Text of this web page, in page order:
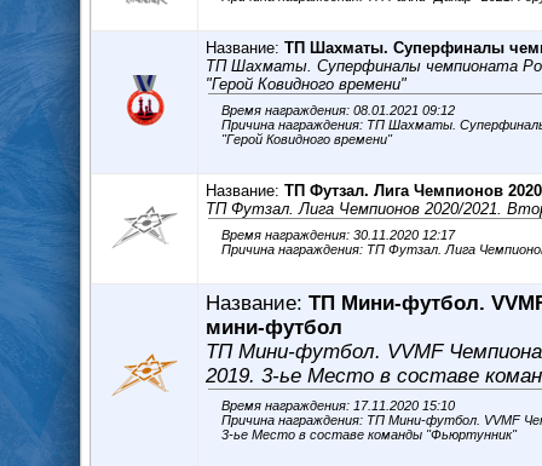
Название: ТП Шахматы. Суперфиналы
ТП Шахматы. Суперфиналы чемпионата
"Герой Ковидного времени"
Время награждения: 08.01.2021 09:12
Причина награждения: ТП Шахматы.
"Герой Ковидного времени"
Название: ТП Футзал. Лига Чемпионов
ТП Футзал. Лига Чемпионов 2020/2021.
Время награждения: 30.11.2020 12:17
Причина награждения: ТП Футзал. Лига
Название: ТП Мини-футбол.
мини-футбол
ТП Мини-футбол. VVMF
2019. 3-ье Место в составе
Время награждения: 17.11.2020 15:10
Причина награждения: ТП Мини-футбол. VVMF
3-ье Место в составе команды "Фьюртунник"